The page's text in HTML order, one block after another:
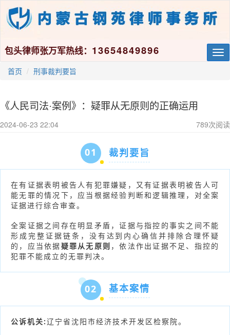
包头律师张万军热线： 13654849896
首页 刑事裁判要旨
《人民司法·案例》：疑罪从无原则的正确运用
2024-06-23 22:04 789次阅读
01 裁判要旨
在有证据表明被告人有犯罪嫌疑，又有证据表明被告人可
能无罪的情况下，应当根据经验判断和逻辑推理，对全案
证据进行综合审查。
全案证据之间存在明显矛盾，证据与指控的事实之间不能
形成完整证据链条，没有达到内心确信并排除合理怀疑
的，应当依据疑罪从无原则 ，依法作出证据不足、指控的
犯罪不能成立的无罪判决。
02 基本案情
公诉机关:辽宁省沈阳市经济技术开发区检察院。